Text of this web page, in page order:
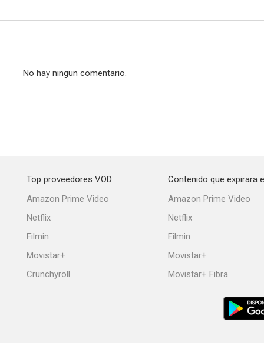
No hay ningun comentario.
Top proveedores VOD
Amazon Prime Video
Netflix
Filmin
Movistar+
Crunchyroll
Contenido que expirara
Amazon Prime Video
Netflix
Filmin
Movistar+
Movistar+ Fibra